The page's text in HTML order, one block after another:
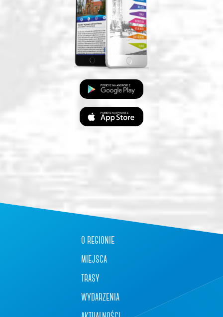
o regionie
miejsca
trasy
wydarzenia